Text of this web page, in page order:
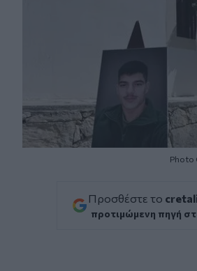
Photo
Προσθέστε το
προτιμώμενη πηγή